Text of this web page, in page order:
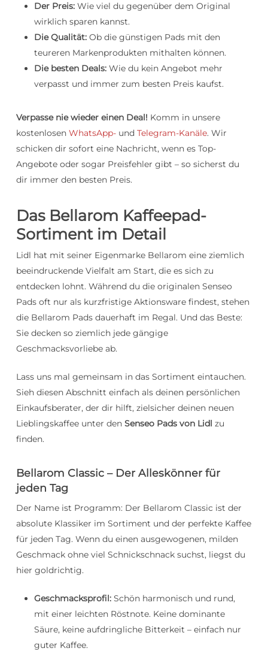
Der Preis:Wie viel du gegenüber dem Original
wirklich sparen kannst.
Die Qualität:Ob die günstigen Pads mit den
teureren Markenprodukten mithalten können.
Die besten Deals:Wie du kein Angebot mehr
verpasst und immer zum besten Preis kaufst.
Verpasse nie wieder einen Deal! Komm in unsere
kostenlosen WhatsApp-und Telegram-Kanäle. Wir
schicken dir sofort eine Nachricht, wenn es Top-
Angebote oder sogar Preisfehler gibt – so sicherst du
dir immer den besten Preis.
Das Bellarom Kaffeepad-
Sortiment im Detail
Lidl hat mit seiner Eigenmarke Bellarom eine ziemlich
beeindruckende Vielfalt am Start, die es sich zu
entdecken lohnt. Während du die originalen Senseo
Pads oft nur als kurzfristige Aktionsware findest, stehen
die Bellarom Pads dauerhaft im Regal. Und das Beste:
Sie decken so ziemlich jede gängige
Geschmacksvorliebe ab.
Lass uns mal gemeinsam in das Sortiment eintauchen.
Sieh diesen Abschnitt einfach als deinen persönlichen
Einkaufsberater, der dir hilft, zielsicher deinen neuen
Lieblingskaffee unter den Senseo Pads von Lidl zu
finden.
Bellarom Classic – Der Alleskönner für
jeden Tag
Der Name ist Programm: Der Bellarom Classic ist der
absolute Klassiker im Sortiment und der perfekte Kaffee
für jeden Tag. Wenn du einen ausgewogenen, milden
Geschmack ohne viel Schnickschnack suchst, liegst du
hier goldrichtig.
Geschmacksprofil:Schön harmonisch und rund,
mit einer leichten Röstnote. Keine dominante
Säure, keine aufdringliche Bitterkeit – einfach nur
guter Kaffee.